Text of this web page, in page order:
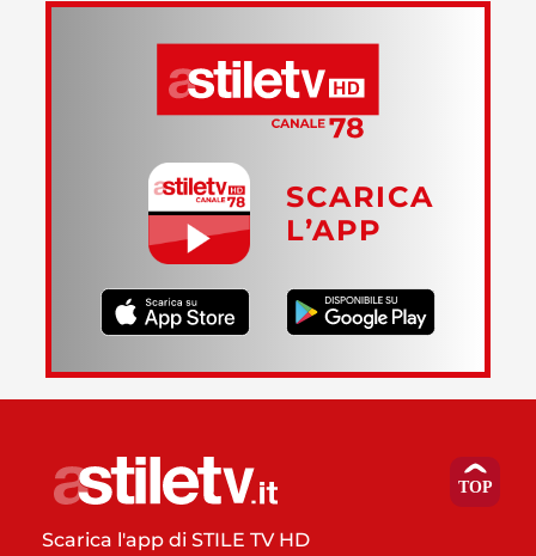
SCARICA
L’APP
Scarica l'app di STILE TV HD